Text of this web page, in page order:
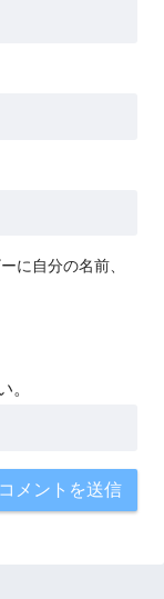
に自分の名前、
。